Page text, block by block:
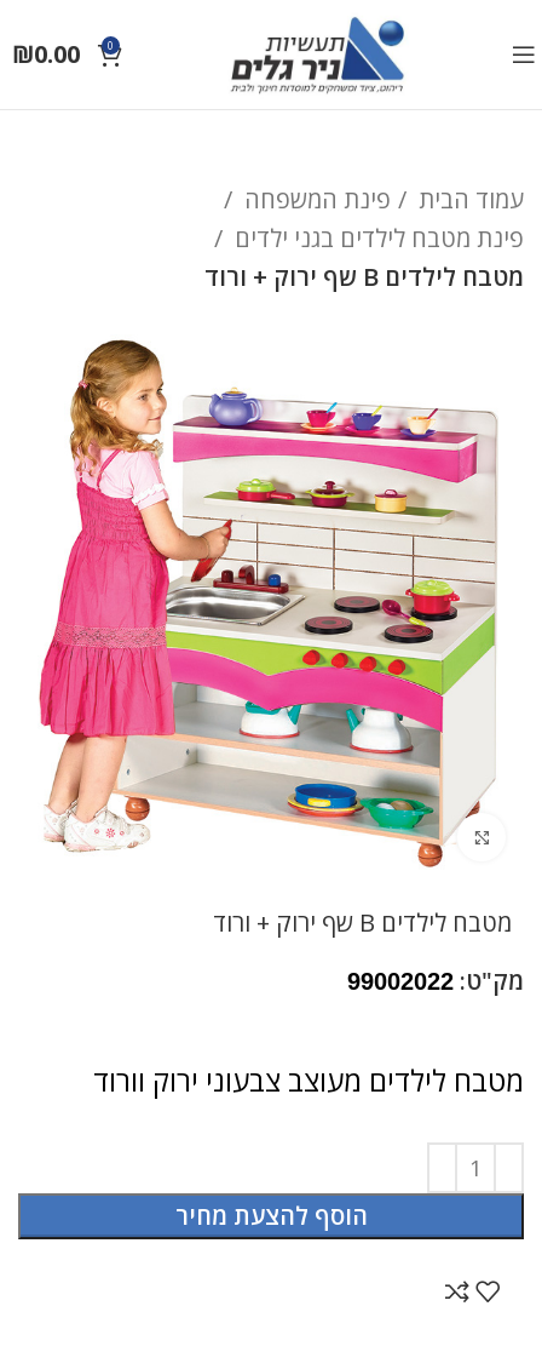
0
₪0.00
עמוד הבית
פינת המשפחה
פינת מטבח לילדים בגני ילדים
מטבח לילדים B שף ירוק + ורוד
לחץ להגדלה
מטבח לילדים B שף ירוק + ורוד
מק"ט: 99002022
מטבח לילדים מעוצב צבעוני ירוק וורוד
הוסף להצעת מחיר